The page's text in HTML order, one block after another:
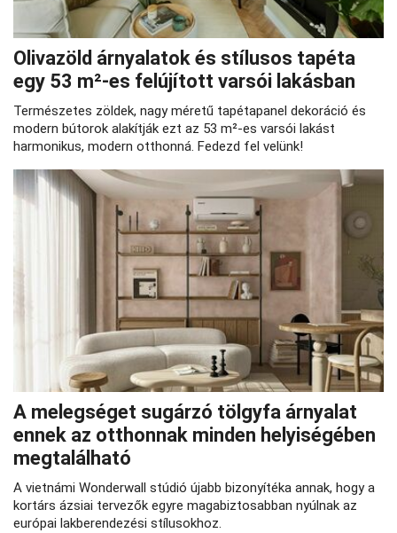
Olivazöld árnyalatok és stílusos tapéta
egy 53 m²‑es felújított varsói lakásban
Természetes zöldek, nagy méretű tapétapanel dekoráció és
modern bútorok alakítják ezt az 53 m²‑es varsói lakást
harmonikus, modern otthonná. Fedezd fel velünk!
A melegséget sugárzó tölgyfa árnyalat
ennek az otthonnak minden helyiségében
megtalálható
A vietnámi Wonderwall stúdió újabb bizonyítéka annak, hogy a
kortárs ázsiai tervezők egyre magabiztosabban nyúlnak az
európai lakberendezési stílusokhoz.